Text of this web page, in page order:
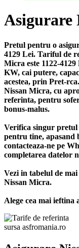
Asigurare
Pretul pentru o
4129 Lei. Tariful de
Micra este 1122-
KW, cai putere,
acestea, prin Pret-
Nissan Micra, cu
referinta, pentru
bonus-malus.
Verifica singur pretul
pentru tine,
contacteaza-ne pe
completarea datelor
Vezi in tabelul de
Nissan Micra.
Alege cea mai ieftina
sursa asfromania.ro